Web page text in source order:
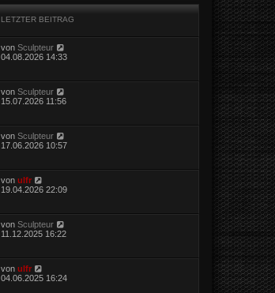
LETZTER BEITRAG
von Sculpteur
04.08.2026 14:33
von Sculpteur
15.07.2026 11:56
von Sculpteur
17.06.2026 10:57
von ulfr
19.04.2026 22:09
von Sculpteur
11.12.2025 16:22
von ulfr
04.06.2025 16:24